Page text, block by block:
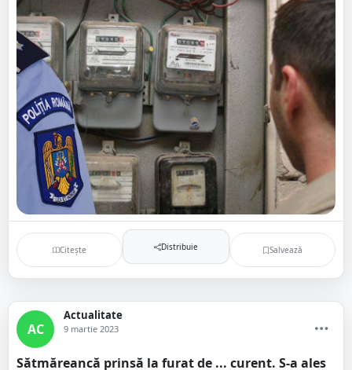
Citește Distribuie Salvează
AC
Actualitate
9 martie 2023
Sătmăreancă prinsă la furat de ... curent. S-a ales